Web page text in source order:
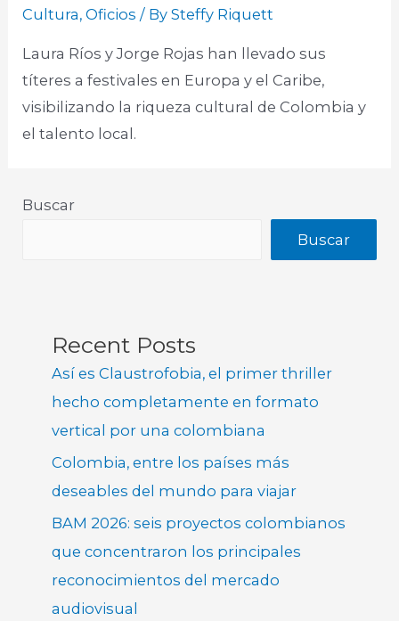
Cultura,Oficios / BySteffy Riquett
Laura Ríos y Jorge Rojas han llevado sus
títeres a festivales en Europa y el Caribe,
visibilizando la riqueza cultural de Colombia y
el talento local.
Buscar
Buscar
Recent Posts
Así es Claustrofobia, el primer thriller
hecho completamente en formato
vertical por una colombiana
Colombia, entre los países más
deseables del mundo para viajar
BAM 2026: seis proyectos colombianos
que concentraron los principales
reconocimientos del mercado
audiovisual